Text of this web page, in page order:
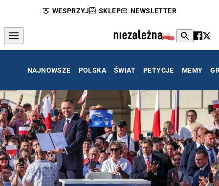
WESPRZYJ SKLEP NEWSLETTER
NAJNOWSZE POLSKA ŚWIAT PETYCJE MEMY